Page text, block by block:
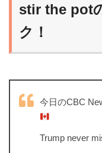
stir the pot
ク！
今日のCBC
Trump never